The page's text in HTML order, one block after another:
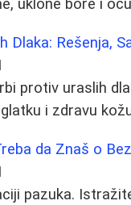
uklone bore i
Dlaka: Rešenja,
protiv uraslih
i zdravu
da Znaš o
pazuka.